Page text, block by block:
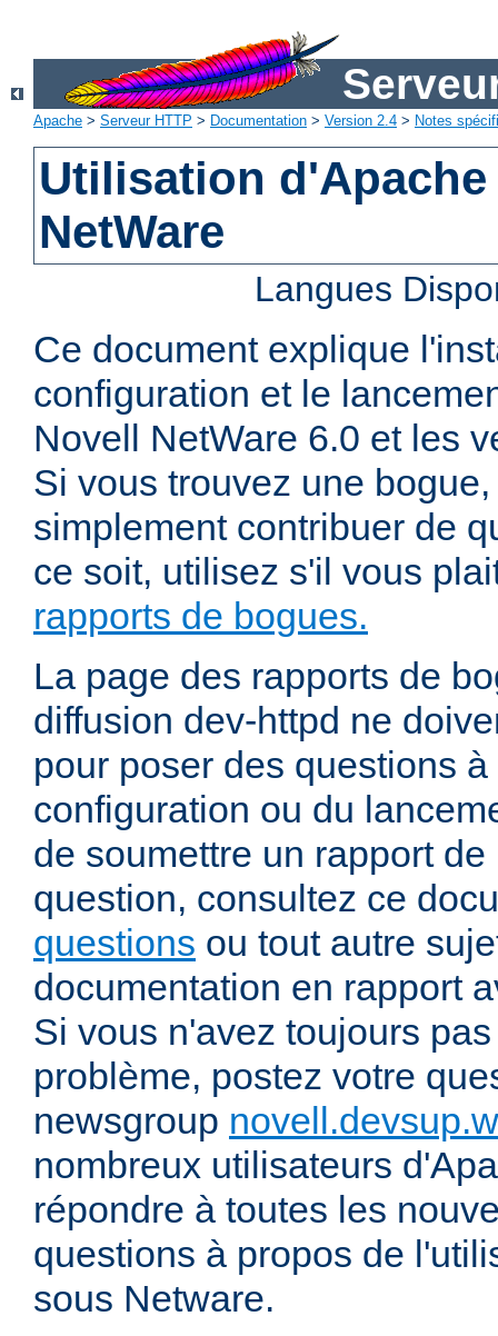
Apache > Serveur HTTP > Documentation > Version 2.4 > Notes
Utilisation
NetWare
Langues
Ce document explique
configuration et le
Novell NetWare 6.0 et les
Si vous trouvez une
simplement contribuer de
ce soit, utilisez s'il vous
rapports de bogues.
La page des rapports de
diffusion dev-httpd ne
pour poser des questions
configuration ou du
de soumettre un rapport
question, consultez ce
questions ou tout autre
documentation en rapport
Si vous n'avez toujours
problème, postez votre
newsgroup
nombreux utilisateurs
répondre à toutes les
questions à propos de
sous Netware.